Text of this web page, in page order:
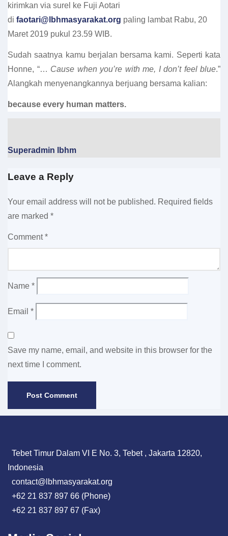
kirimkan via surel ke Fuji Aotari
di faotari@lbhmasyarakat.org paling lambat Rabu, 20
Maret 2019 pukul 23.59 WIB.
Sudah saatnya kamu berjalan bersama kami. Seperti kata
Honne, “… Cause when you’re with me, I don’t feel blue.”
Alangkah menyenangkannya berjuang bersama kalian:
because every human matters.
Superadmin lbhm
Leave a Reply
Your email address will not be published. Required fields
are marked *
Comment*
Name *
Email *
Save my name, email, and website in this browser for the
next time I comment.
Tebet Timur Dalam VI E No. 3, Tebet , Jakarta 12820,
Indonesia
contact@lbhmasyarakat.org
+62 21 837 897 66 (Phone)
+62 21 837 897 67 (Fax)